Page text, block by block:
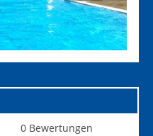
0 Bewertungen